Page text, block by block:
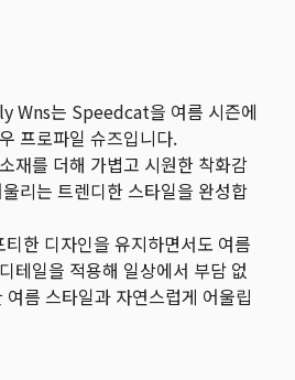
는 Speedcat을 여름 시즌에
프로파일 슈즈입니다.
재를 더해 가볍고 시원한 착화감
리는 트렌디한 스타일을 완성합
한 디자인을 유지하면서도 여름
테일을 적용해 일상에서 부담 없
름 스타일과 자연스럽게 어울립